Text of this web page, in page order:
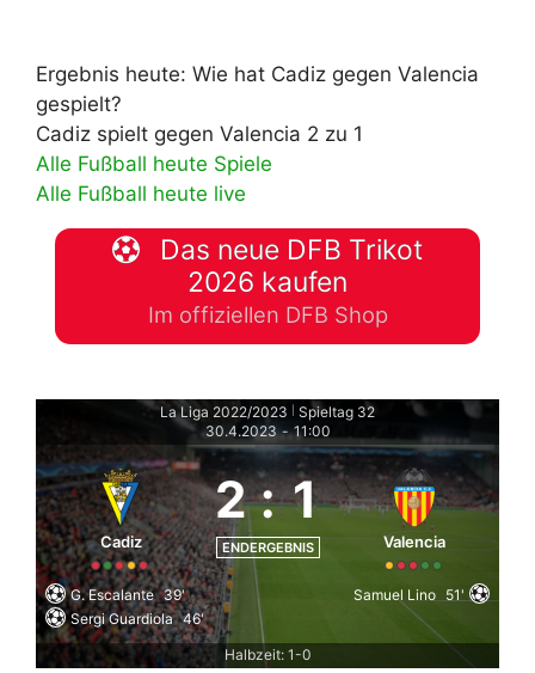
Ergebnis heute: Wie hat Cadiz gegen Valencia
gespielt?
Cadiz spielt gegen Valencia 2 zu 1
Alle Fußball heute Spiele
Alle Fußball heute live
Das neue DFB Trikot
2026 kaufen
Im offiziellen DFB Shop
La Liga 2022/2023
Spieltag 32
30.4.2023 - 11:00
Cadiz
2 : 1
ENDERGEBNIS Valencia
G. Escalante 39'
Sergi Guardiola 46'
Samuel Lino 51'
Halbzeit: 1-0